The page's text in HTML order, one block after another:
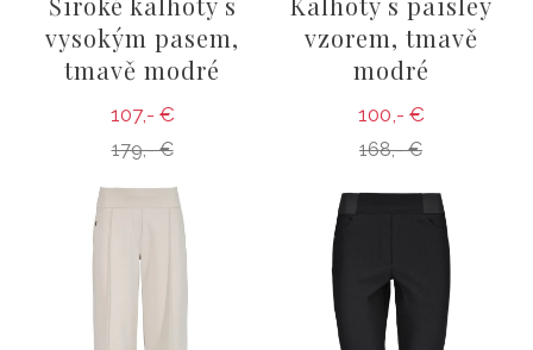
vysokým pasem,
tmavě modré
107,- €
179,- €
vzorem, tmavě
modré
100,- €
168,- €